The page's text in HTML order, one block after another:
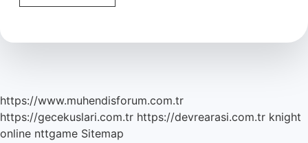
Balığı
Tutulur
https://www.muhendisforum.com.tr
https://gecekuslari.com.tr https://devrearasi.com.tr knight
online nttgame Sitemap